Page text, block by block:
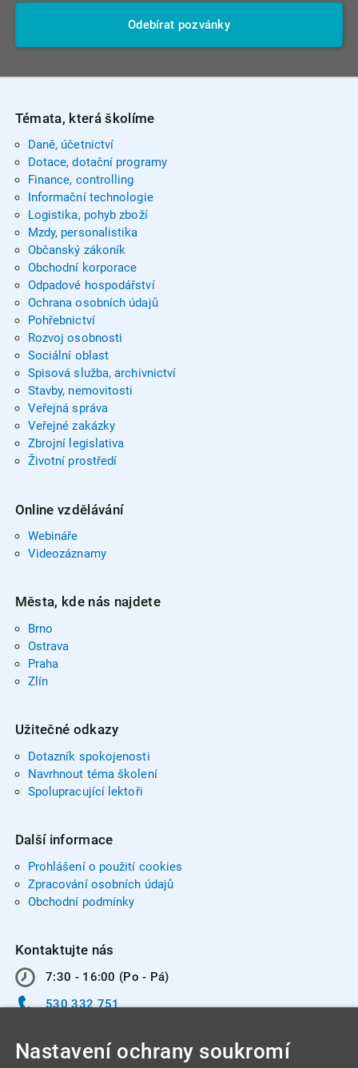
Odebírat pozvánky
Témata, která školíme
Daně, účetnictví
Dotace, dotační programy
Finance, controlling
Informační technologie
Logistika, pohyb zboží
Mzdy, personalistika
Občanský zákoník
Obchodní korporace
Odpadové hospodářství
Ochrana osobních údajů
Pohřebnictví
Rozvoj osobnosti
Sociální oblast
Spisová služba, archivnictví
Stavby, nemovitosti
Veřejná správa
Veřejné zakázky
Zbrojní legislativa
Životní prostředí
Online vzdělávání
Webináře
Videozáznamy
Města, kde nás najdete
Brno
Ostrava
Praha
Zlín
Užitečné odkazy
Dotazník spokojenosti
Navrhnout téma školení
Spolupracující lektoři
Další informace
Prohlášení o použití cookies
Zpracování osobních údajů
Obchodní podmínky
Kontaktujte nás
7:30 - 16:00 (Po - Pá)
530 332 751
Nastavení ochrany soukromí